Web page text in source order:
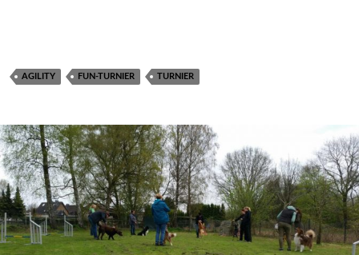
AGILITY FUN-TURNIER TURNIER